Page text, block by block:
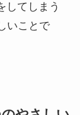
してしまう
いことで